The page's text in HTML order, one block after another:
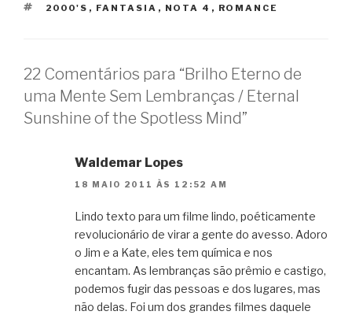
TAGS
2000'S , FANTASIA , NOTA 4 , ROMANCE
22 Comentários para “Brilho Eterno de
uma Mente Sem Lembranças / Eternal
Sunshine of the Spotless Mind”
Waldemar Lopes
18 MAIO 2011 ÀS 12:52 AM
Lindo texto para um filme lindo, poéticamente
revolucionário de virar a gente do avesso. Adoro
o Jim e a Kate, eles tem química e nos
encantam. As lembranças são prêmio e castigo,
podemos fugir das pessoas e dos lugares, mas
não delas. Foi um dos grandes filmes daquele